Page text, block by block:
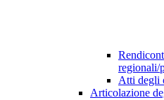
regionali/
Atti degli
Articolazione